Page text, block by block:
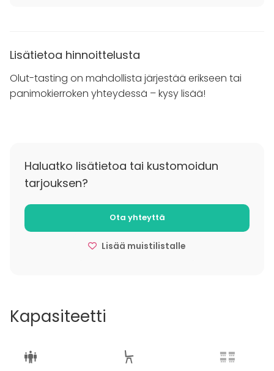
Lisätietoa hinnoittelusta
Olut-tasting on mahdollista järjestää erikseen tai
panimokierroken yhteydessä – kysy lisää!
Haluatko lisätietoa tai kustomoidun
tarjouksen?
Ota yhteyttä
Lisää muistilistalle
Kapasiteetti